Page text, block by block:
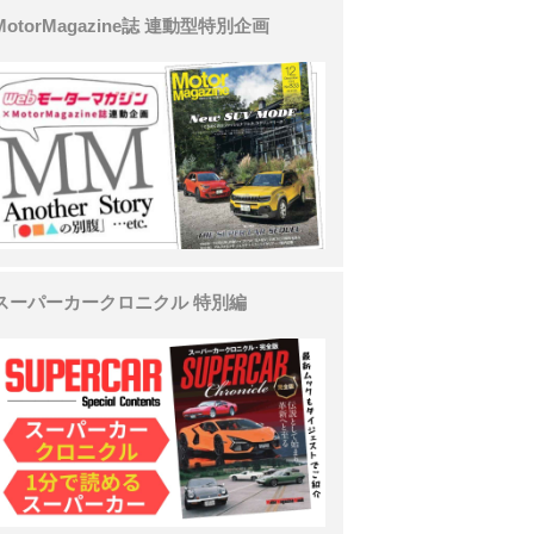
誌 連動型特別企画
ーパーカークロニクル 特別編